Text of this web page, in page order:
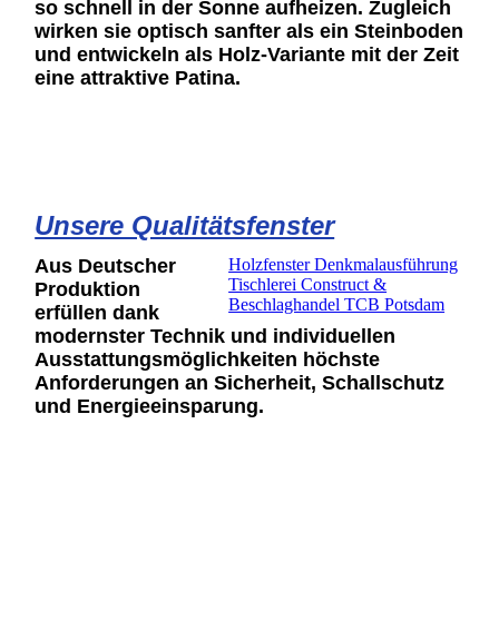
so schnell in der Sonne aufheizen. Zugleich
wirken sie optisch sanfter als ein Steinboden
und entwickeln als Holz-Variante mit der Zeit
eine attraktive Patina.
Unsere Qualitätsfenster
Holzfenster Denkmalausführung
Tischlerei Construct &
Beschlaghandel TCB Potsdam
Aus Deutscher
Produktion
erfüllen dank
modernster Technik und individuellen
Ausstattungsmöglichkeiten höchste
Anforderungen an Sicherheit, Schallschutz
und Energieeinsparung.